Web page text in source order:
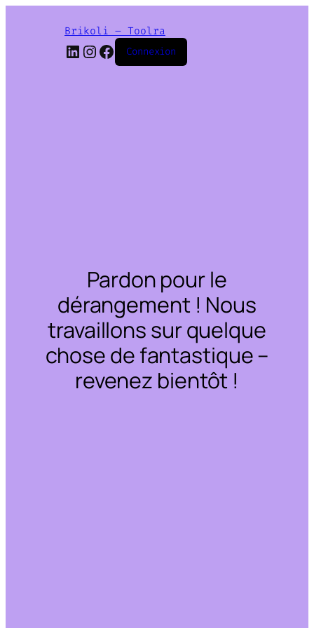
Brikoli – Toolra
LinkedIn
Instagram
Facebook
Connexion
Pardon pour le
dérangement ! Nous
travaillons sur quelque
chose de fantastique –
revenez bientôt !